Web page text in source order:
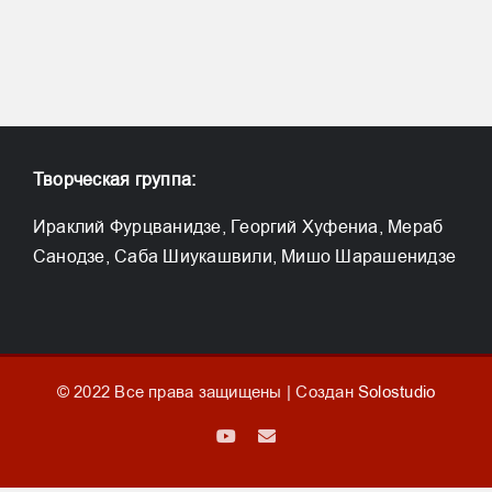
Творческая группа:
Ираклий Фурцванидзе, Георгий Хуфениа, Мераб
Санодзе, Саба Шиукашвили, Мишо Шарашенидзе
© 2022 Все права защищены | Создан Solostudio
YouTubeEmail